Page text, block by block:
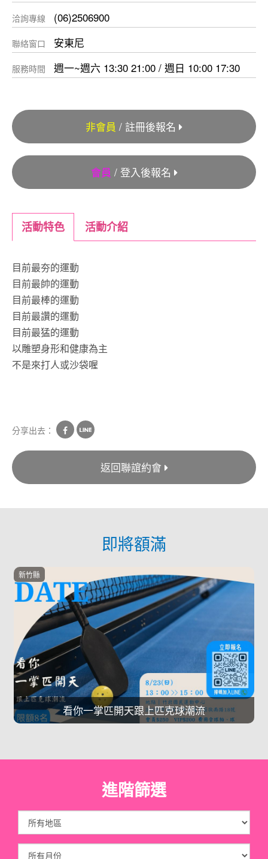
洽詢專線 (06)2506900
聯絡窗口 安東尼
服務時間 週一~週六 13:30 21:00 / 週日 10:00 17:30
非會員 / 註冊後報名
會員 / 登入後報名
活動特色 活動介紹
目前最夯的運動
目前最帥的運動
目前最棒的運動
目前最讚的運動
目前最猛的運動
以雕塑身形和健康為主
不是來打人或沙袋喔
分享出去：
返回聯誼約會
即將額滿
看你一掌匹開天跟上匹克球潮流
新竹縣
進階篩選